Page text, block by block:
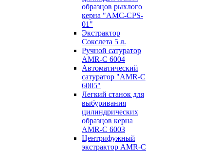
образцов рыхлого
керна "AMC-CPS-
01"
Экстрактор
Сокслета 5 л.
Ручной сатуратор
AMR-C 6004
Автоматический
сатуратор "AMR-C
6005"
Легкий станок для
выбуривания
цилиндрических
образцов керна
AMR-C 6003
Центрифужный
экстрактор AMR-C